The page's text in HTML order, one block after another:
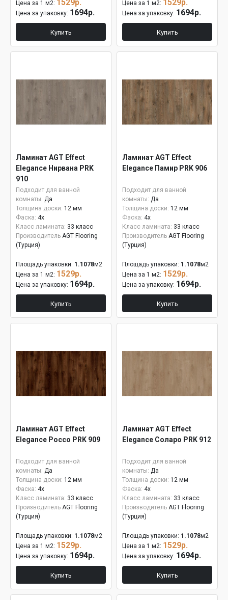
Цена за 1 м2: 1529р.
Цена за упаковку: 1694р.
Купить
Цена за 1 м2: 1529р.
Цена за упаковку: 1694р.
Купить
Ламинат AGT Effect
Elegance Нирвана PRK
910
Подходит для ванной
комнаты: Да
Толщина доски: 12 мм
Фаска: 4x
Класс ламината: 33 класс
Производитель AGT Flooring
(Турция)
Площадь упаковки: 1.1078м2
Цена за 1 м2: 1529р.
Цена за упаковку: 1694р.
Купить
Ламинат AGT Effect
Elegance Памир PRK 906
Подходит для ванной
комнаты: Да
Толщина доски: 12 мм
Фаска: 4x
Класс ламината: 33 класс
Производитель AGT Flooring
(Турция)
Площадь упаковки: 1.1078м2
Цена за 1 м2: 1529р.
Цена за упаковку: 1694р.
Купить
Ламинат AGT Effect
Elegance Россо PRK 909
Подходит для ванной
комнаты: Да
Толщина доски: 12 мм
Фаска: 4x
Класс ламината: 33 класс
Производитель AGT Flooring
(Турция)
Площадь упаковки: 1.1078м2
Цена за 1 м2: 1529р.
Цена за упаковку: 1694р.
Купить
Ламинат AGT Effect
Elegance Соларо PRK 912
Подходит для ванной
комнаты: Да
Толщина доски: 12 мм
Фаска: 4x
Класс ламината: 33 класс
Производитель AGT Flooring
(Турция)
Площадь упаковки: 1.1078м2
Цена за 1 м2: 1529р.
Цена за упаковку: 1694р.
Купить